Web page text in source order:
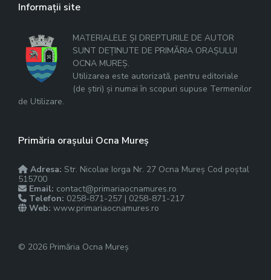
Informații site
MATERIALELE ȘI DREPTURILE DE AUTOR
SUNT DEȚINUTE DE PRIMĂRIA ORAȘULUI
OCNA MUREȘ.
Utilizarea este autorizată, pentru editoriale
(de știri) și numai în scopuri supuse Termenilor
de Utilizare.
Primăria orașului Ocna Mureș
Adresa: Str. Nicolae Iorga Nr. 27 Ocna Mureș Cod poștal
515700
Email: contact@primariaocnamures.ro
Telefon: 0258-871-257 | 0258-871-217
Web: www.primariaocnamures.ro
© 2026 Primăria Ocna Mureș